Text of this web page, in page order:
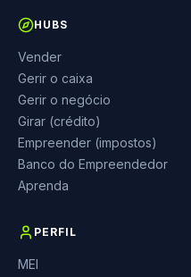
HUBS
Vender
Gerir o caixa
Gerir o negócio
Girar (crédito)
Empreender (impostos)
Banco do Empreendedor
Aprenda
PERFIL
MEI